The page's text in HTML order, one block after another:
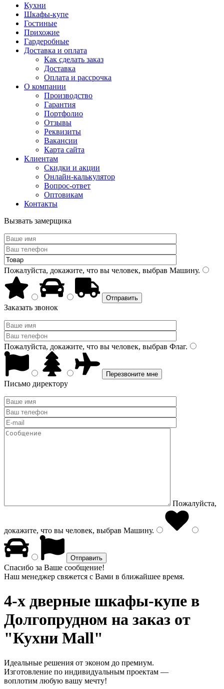
Кухни
Шкафы-купе
Гостиные
Прихожие
Гардеробные
Доставка и оплата
Как сделать заказ
Доставка
Оплата и рассрочка
О компании
Производство
Гарантия
Портфолио
Отзывы
Реквизиты
Вакансии
Карта сайта
Клиентам
Скидки и акции
Онлайн-калькулятор
Вопрос-ответ
Оптовикам
Контакты
Вызвать замерщика
Пожалуйста, докажите, что вы человек, выбрав Машину.
Заказать звонок
Пожалуйста, докажите, что вы человек, выбрав Флаг.
Письмо директору
Пожалуйста,
докажите, что вы человек, выбрав Машину.
Спасибо за Ваше сообщение!
Наш менеджер свяжется с Вами в ближайшее время.
4-х дверные шкафы-купе в
Долгопрудном на заказ от
"Кухни Mall"
Идеальные решения от эконом до премиум.
Изготовление по индивидуальным проектам —
воплотим любую вашу мечту!